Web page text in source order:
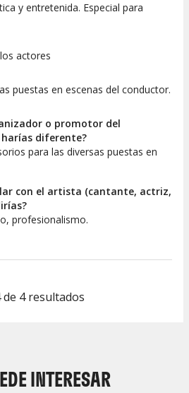
10 7.5
y entretenida. Especial para
actores
puestas en escenas del conductor.
o promotor del
diferente?
para las diversas puestas en
con el artista (cantante, actriz,
profesionalismo.
de 4 resultados
INTERESAR